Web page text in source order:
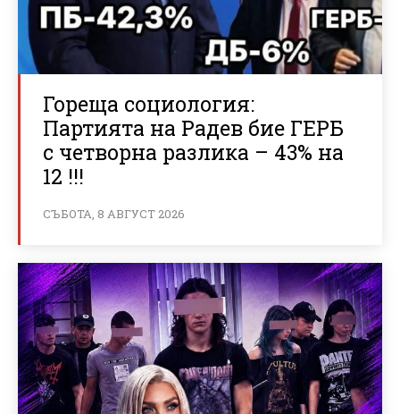
Гореща социология:
Партията на Радев бие ГЕРБ
с четворна разлика – 43% на
12 !!!
СЪБОТА, 8 АВГУСТ 2026